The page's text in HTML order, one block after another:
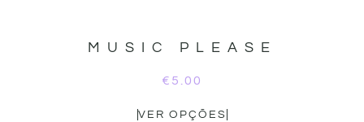
MUSIC PLEASE
€ 5.00
VER OPÇÕES